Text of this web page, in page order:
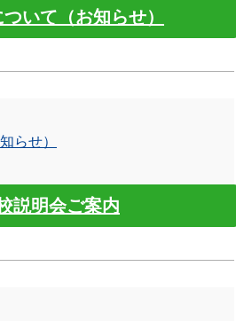
いて（お知らせ）
らせ）
説明会ご案内